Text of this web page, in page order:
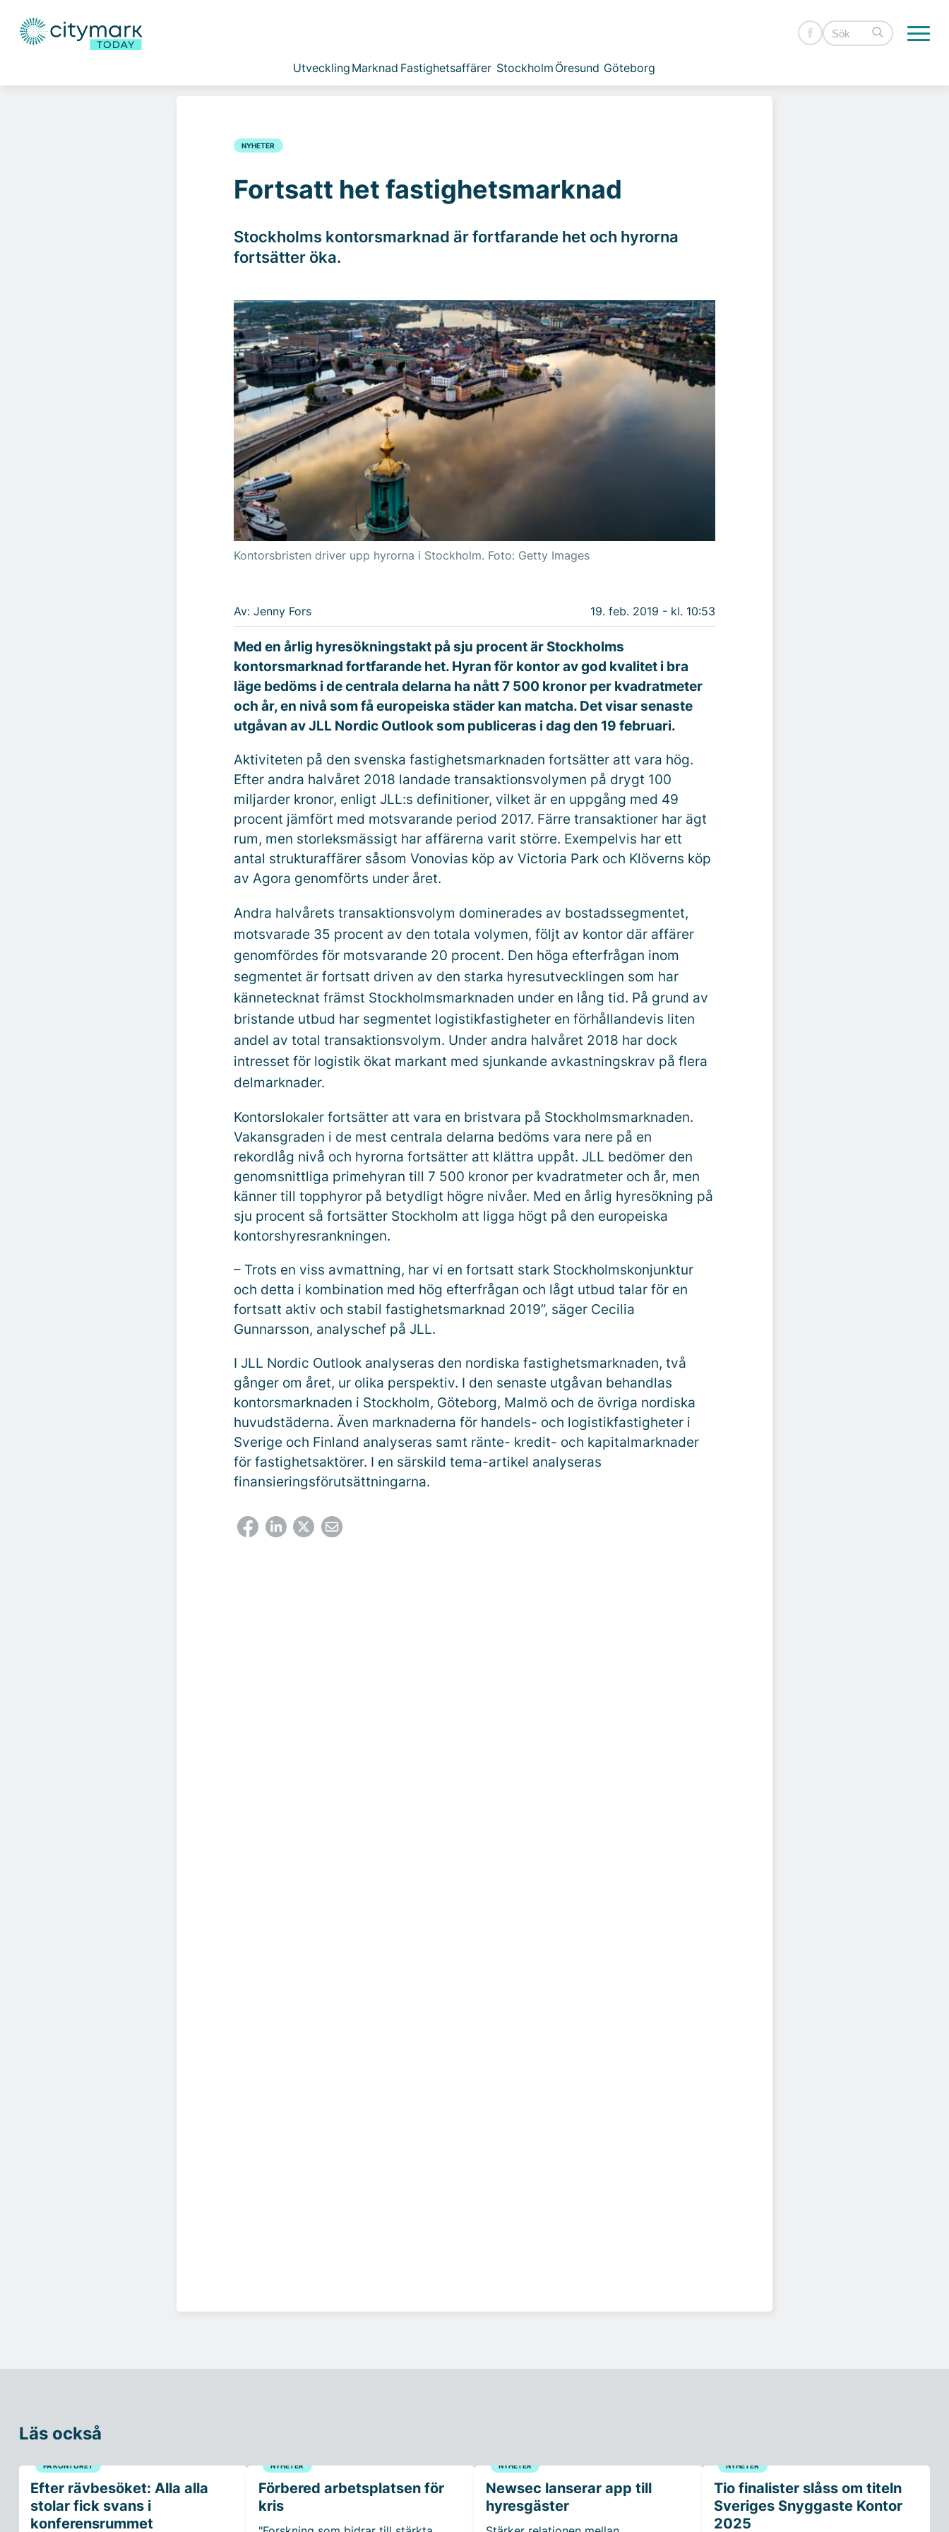
Utveckling Marknad Fastighetsaffärer Stockholm Öresund Göteborg
NYHETER
Fortsatt het fastighetsmarknad
Stockholms kontorsmarknad är fortfarande het och hyrorna
fortsätter öka.
Kontorsbristen driver upp hyrorna i Stockholm. Foto: Getty Images
Av: Jenny Fors 19. feb. 2019 - kl. 10:53
Med en årlig hyresökningstakt på sju procent är Stockholms
kontorsmarknad fortfarande het. Hyran för kontor av god kvalitet i bra
läge bedöms i de centrala delarna ha nått 7 500 kronor per kvadratmeter
och år, en nivå som få europeiska städer kan matcha. Det visar senaste
utgåvan av JLL Nordic Outlook som publiceras i dag den 19 februari.
Aktiviteten på den svenska fastighetsmarknaden fortsätter att vara hög.
Efter andra halvåret 2018 landade transaktionsvolymen på drygt 100
miljarder kronor, enligt JLL:s definitioner, vilket är en uppgång med 49
procent jämfört med motsvarande period 2017. Färre transaktioner har ägt
rum, men storleksmässigt har affärerna varit större. Exempelvis har ett
antal strukturaffärer såsom Vonovias köp av Victoria Park och Klöverns köp
av Agora genomförts under året.
Andra halvårets transaktionsvolym dominerades av bostadssegmentet,
motsvarade 35 procent av den totala volymen, följt av kontor där affärer
genomfördes för motsvarande 20 procent. Den höga efterfrågan inom
segmentet är fortsatt driven av den starka hyresutvecklingen som har
kännetecknat främst Stockholmsmarknaden under en lång tid. På grund av
bristande utbud har segmentet logistikfastigheter en förhållandevis liten
andel av total transaktionsvolym. Under andra halvåret 2018 har dock
intresset för logistik ökat markant med sjunkande avkastningskrav på flera
delmarknader.
Kontorslokaler fortsätter att vara en bristvara på Stockholmsmarknaden.
Vakansgraden i de mest centrala delarna bedöms vara nere på en
rekordlåg nivå och hyrorna fortsätter att klättra uppåt. JLL bedömer den
genomsnittliga primehyran till 7 500 kronor per kvadratmeter och år, men
känner till topphyror på betydligt högre nivåer. Med en årlig hyresökning på
sju procent så fortsätter Stockholm att ligga högt på den europeiska
kontorshyresrankningen.
– Trots en viss avmattning, har vi en fortsatt stark Stockholmskonjunktur
och detta i kombination med hög efterfrågan och lågt utbud talar för en
fortsatt aktiv och stabil fastighetsmarknad 2019”, säger Cecilia
Gunnarsson, analyschef på JLL.
I JLL Nordic Outlook analyseras den nordiska fastighetsmarknaden, två
gånger om året, ur olika perspektiv. I den senaste utgåvan behandlas
kontorsmarknaden i Stockholm, Göteborg, Malmö och de övriga nordiska
huvudstäderna. Även marknaderna för handels- och logistikfastigheter i
Sverige och Finland analyseras samt ränte- kredit- och kapitalmarknader
för fastighetsaktörer. I en särskild tema-artikel analyseras
finansieringsförutsättningarna.
Läs också
PÅ KONTORET
Efter rävbesöket: Alla alla
stolar fick svans i
konferensrummet
NYHETER
Förbered arbetsplatsen för
kris
NYHETER
Newsec lanserar app till
hyresgäster
NYHETER
Tio finalister slåss om titeln
Sveriges Snyggaste Kontor
2025